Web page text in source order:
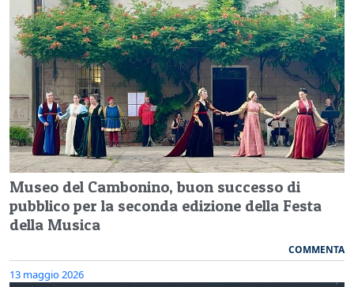
Museo del Cambonino, buon successo di
pubblico per la seconda edizione della Festa
della Musica
COMMENTA
13 maggio 2026